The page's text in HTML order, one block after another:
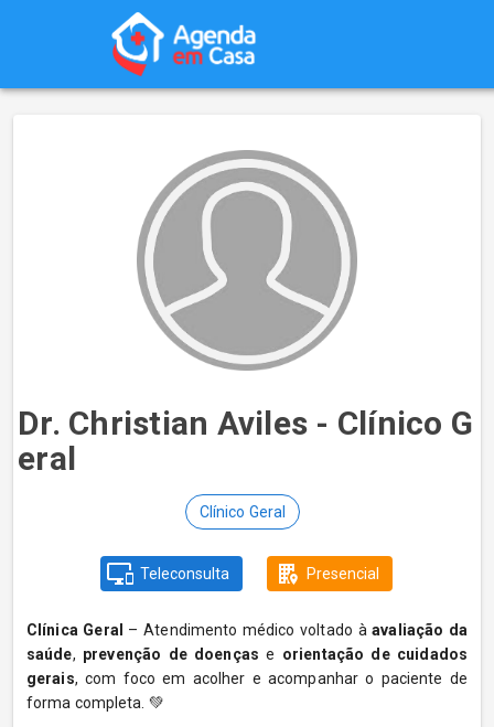
Dr. Christian Aviles - Clínico G
eral
Clínico Geral
Teleconsulta Presencial
Clínica Geral – Atendimento médico voltado àavaliação da
saúde, prevenção de doenças e orientação de cuidados
gerais, com foco em acolher e acompanhar o paciente de
forma completa. 💚